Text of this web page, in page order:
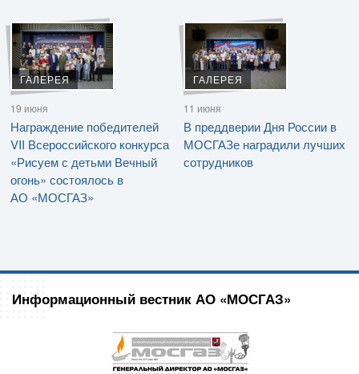
ГАЛЕРЕЯ
19 июня
Награждение победителей
VII Всероссийского конкурса
«Рисуем с детьми Вечный
огонь» состоялось в
АО «МОСГАЗ»
ГАЛЕРЕЯ
11 июня
В преддверии Дня России в
МОСГАЗе наградили лучших
сотрудников
Информационный вестник АО «МОСГАЗ»